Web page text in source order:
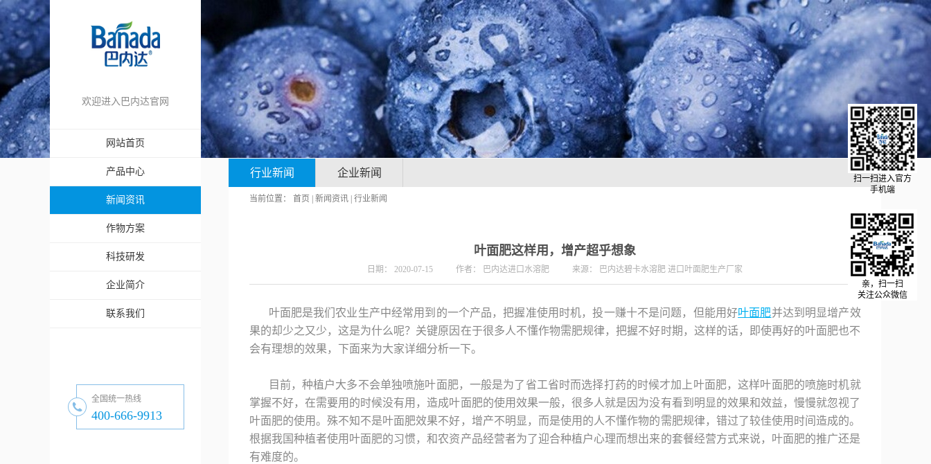
欢迎进入巴内达官网
网站首页
产品中心
新闻资讯
作物方案
科技研发
企业简介
联系我们
全国统一热线
400-666-9913
亲，扫一扫
关注公众微信
行业新闻 企业新闻
当前位置： 首页 新闻资讯 行业新闻
叶面肥这样用，增产超乎想象
日期： 2020-07-15 作者： 巴内达进口水溶肥 来源： 巴内达碧卡水溶肥 进口叶面肥生产厂家
叶面肥是我们农业生产中经常用到的一个产品，把握准使用时机，投一赚十不是问题，但能用好叶面肥并达到明显增产效
果的却少之又少，这是为什么呢？关键原因在于很多人不懂作物需肥规律，把握不好时期，这样的话，即使再好的叶面肥也不
会有理想的效果，下面来为大家详细分析一下。
目前，种植户大多不会单独喷施叶面肥，一般是为了省工省时而选择打药的时候才加上叶面肥，这样叶面肥的喷施时机就
掌握不好，在需要用的时候没有用，造成叶面肥的使用效果一般，很多人就是因为没有看到明显的效果和效益，慢慢就忽视了
叶面肥的使用。殊不知不是叶面肥效果不好，增产不明显，而是使用的人不懂作物的需肥规律，错过了较佳使用时间造成的。
根据我国种植者使用叶面肥的习惯，和农资产品经营者为了迎合种植户心理而想出来的套餐经营方式来说，叶面肥的推广还是
有难度的。
扫一扫进入官方
手机端